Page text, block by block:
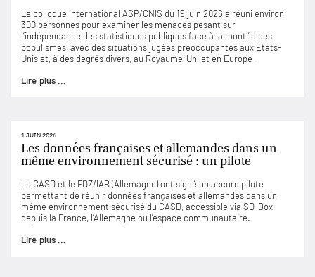
Le colloque international ASP/CNIS du 19 juin 2026 a réuni environ
300 personnes pour examiner les menaces pesant sur
l’indépendance des statistiques publiques face à la montée des
populismes, avec des situations jugées préoccupantes aux États-
Unis et, à des degrés divers, au Royaume-Uni et en Europe.
Lire plus ...
1 JUIN 2026
Les données françaises et allemandes dans un
même environnement sécurisé : un pilote
Le CASD et le FDZ/IAB (Allemagne) ont signé un accord pilote
permettant de réunir données françaises et allemandes dans un
même environnement sécurisé du CASD, accessible via SD-Box
depuis la France, l’Allemagne ou l’espace communautaire.
Lire plus ...